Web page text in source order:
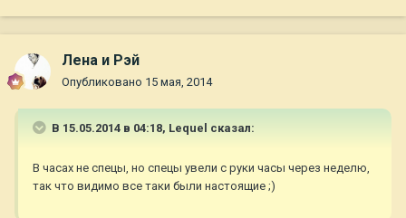
Лена и Рэй
Опубликовано 15 мая, 2014
В 15.05.2014 в 04:18, Lequel сказал:
В часах не спецы, но спецы увели с руки часы через неделю,
так что видимо все таки были настоящие ;)